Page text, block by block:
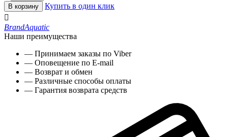
В корзину
Купить в один клик

BrandAquatic
Наши преимущества
— Принимаем заказы по Viber
— Оповещение по E-mail
— Возврат и обмен
— Различные способы оплаты
— Гарантия возврата средств